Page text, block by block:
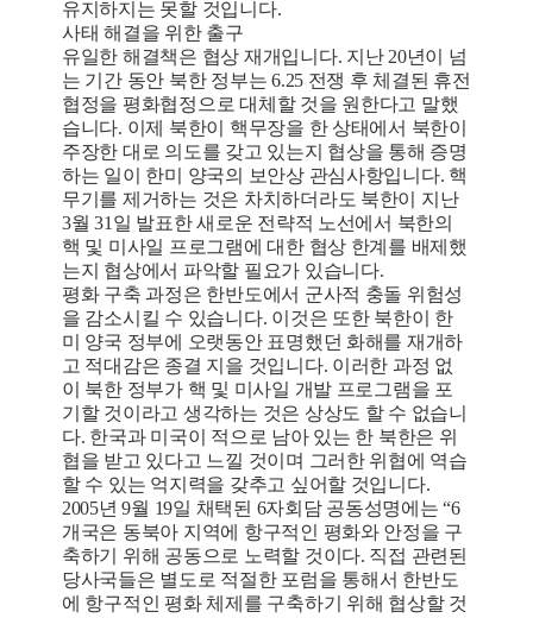
유지하지는 못할 것입니다.
사태 해결을 위한 출구
유일한 해결책은 협상 재개입니다. 지난 20년이 넘
는 기간 동안 북한 정부는 6.25 전쟁 후 체결된 휴전
협정을 평화협정으로 대체할 것을 원한다고 말했
습니다. 이제 북한이 핵무장을 한 상태에서 북한이
주장한 대로 의도를 갖고 있는지 협상을 통해 증명
하는 일이 한미 양국의 보안상 관심사항입니다. 핵
무기를 제거하는 것은 차치하더라도 북한이 지난
3월 31일 발표한 새로운 전략적 노선에서 북한의
핵 및 미사일 프로그램에 대한 협상 한계를 배제했
는지 협상에서 파악할 필요가 있습니다.
평화 구축 과정은 한반도에서 군사적 충돌 위험성
을 감소시킬 수 있습니다. 이것은 또한 북한이 한
미 양국 정부에 오랫동안 표명했던 화해를 재개하
고 적대감은 종결 지을 것입니다. 이러한 과정 없
이 북한 정부가 핵 및 미사일 개발 프로그램을 포
기할 것이라고 생각하는 것은 상상도 할 수 없습니
다. 한국과 미국이 적으로 남아 있는 한 북한은 위
협을 받고 있다고 느낄 것이며 그러한 위협에 역습
할 수 있는 억지력을 갖추고 싶어할 것입니다.
2005년 9월 19일 채택된 6자회담 공동성명에는 “6
개국은 동북아 지역에 항구적인 평화와 안정을 구
축하기 위해 공동으로 노력할 것이다. 직접 관련된
당사국들은 별도로 적절한 포럼을 통해서 한반도
에 항구적인 평화 체제를 구축하기 위해 협상할 것